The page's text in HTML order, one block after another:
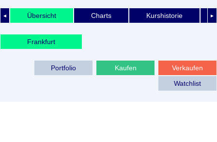
◄ ►
Übersicht Charts Kurshistorie
Frankfurt
Verkaufen
Kaufen
Portfolio
Watchlist